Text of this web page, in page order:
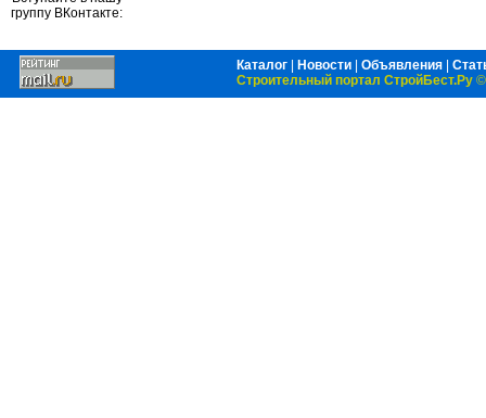
группу ВКонтакте:
Каталог Новости Объявления
Строительный портал СтройБест.Ру